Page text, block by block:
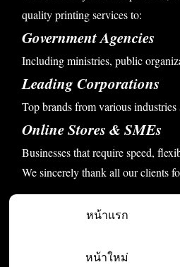
quality printing services to:
Government Agencies
Including ministries, public
Leading Corporations
Top brands from various
Online Stores & SMEs
Businesses that require speed,
We sincerely thank all our clients
หน้าแรก
หน้าใหม่